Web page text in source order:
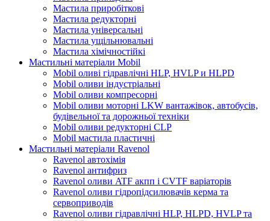
Мастила приробіткові
Мастила редукторні
Мастила універсальні
Мастила ущільнювальні
Мастила хімічностійкі
Мастильні матеріали Mobil
Mobil оливі гідравлічні HLP, HVLP и HLPD
Mobil оливи індустріальні
Mobil оливи компресорні
Mobil оливи моторні LKW вантажівок, автобусів,
будівельної та дорожньої техніки
Mobil оливи редукторні CLP
Mobil мастила пластичні
Мастильні матеріали Ravenol
Ravenol автохімія
Ravenol антифриз
Ravenol оливи ATF акпп і CVTF варіаторів
Ravenol оливи гідропідсилювачів керма та
сервоприводів
Ravenol оливи гідравлічні HLP, HLPD, HVLP та